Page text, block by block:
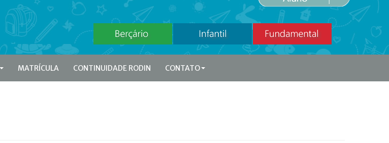
MATRÍCULA CONTINUIDADE RODIN CONTATO